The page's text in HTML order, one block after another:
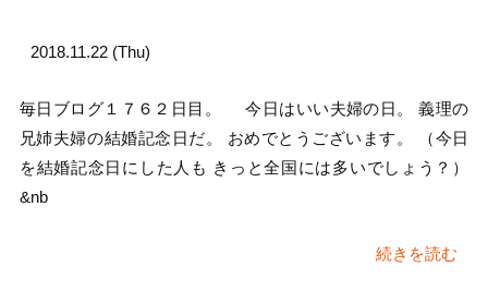
2018.11.22 (Thu)
毎日ブログ１７６２日目。 今日はいい夫婦の日。 義理の
兄姉夫婦の結婚記念日だ。 おめでとうございます。 （今日
を結婚記念日にした人も きっと全国には多いでしょう？）
&nb
続きを読む